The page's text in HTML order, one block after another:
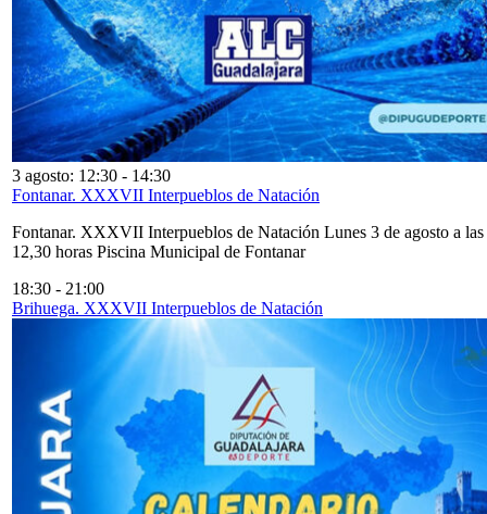
3 agosto: 12:30 - 14:30
Fontanar. XXXVII Interpueblos de Natación
Fontanar. XXXVII Interpueblos de Natación Lunes 3 de agosto a las
12,30 horas Piscina Municipal de Fontanar
18:30 - 21:00
Brihuega. XXXVII Interpueblos de Natación